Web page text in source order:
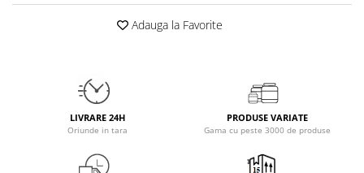
Power System
Raw Nutrition
Adauga la Favorite
LIVRARE 24H
Oriunde in tara
PRODUSE VARIATE
Gama cu peste 3000 de produse